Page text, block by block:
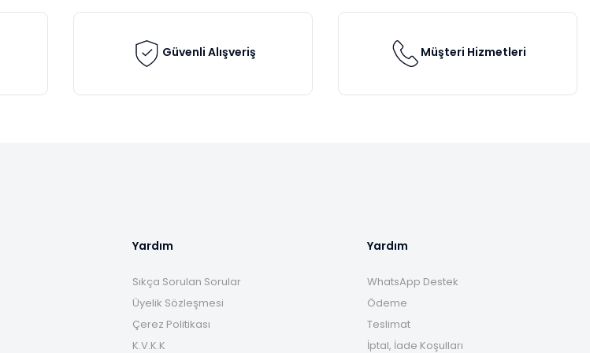
Güvenli Alışveriş Müşteri Hizmetleri
Yardım
Sıkça Sorulan Sorular
Üyelik Sözleşmesi
Çerez Politikası
K.V.K.K
Yardım
WhatsApp Destek
Ödeme
Teslimat
İptal, İade Koşulları